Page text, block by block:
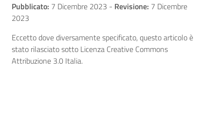
Pubblicato: 7 Dicembre 2023 - Revisione: 7 Dicembre
2023
Eccetto dove diversamente specificato, questo articolo è
stato rilasciato sotto Licenza Creative Commons
Attribuzione 3.0 Italia.